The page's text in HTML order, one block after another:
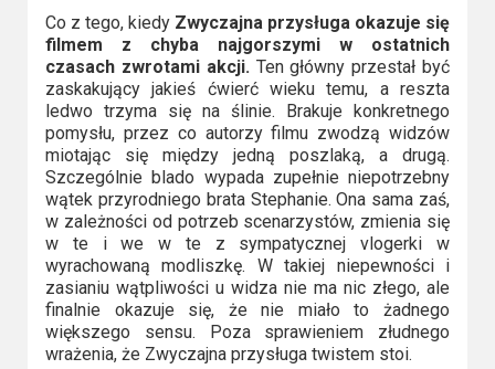
Co z tego, kiedy Zwyczajna przysługa okazuje się
filmem z chyba najgorszymi w ostatnich
czasach zwrotami akcji.Ten główny przestał być
zaskakujący jakieś ćwierć wieku temu, a reszta
ledwo trzyma się na ślinie. Brakuje konkretnego
pomysłu, przez co autorzy filmu zwodzą widzów
miotając się między jedną poszlaką, a drugą.
Szczególnie blado wypada zupełnie niepotrzebny
wątek przyrodniego brata Stephanie. Ona sama zaś,
w zależności od potrzeb scenarzystów, zmienia się
w te i we w te z sympatycznej vlogerki w
wyrachowaną modliszkę. W takiej niepewności i
zasianiu wątpliwości u widza nie ma nic złego, ale
finalnie okazuje się, że nie miało to żadnego
większego sensu. Poza sprawieniem złudnego
wrażenia, że Zwyczajna przysługa twistem stoi.